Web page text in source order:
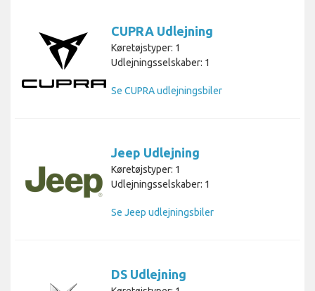
CUPRA Udlejning
Køretøjstyper: 1
Udlejningsselskaber: 1
Se CUPRA udlejningsbiler
Jeep Udlejning
Køretøjstyper: 1
Udlejningsselskaber: 1
Se Jeep udlejningsbiler
DS Udlejning